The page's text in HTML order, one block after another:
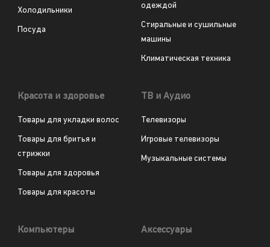
Холодильники
Посуда
одеждой
Стиральные и сушильные
машины
Климатическая техника
Красота и здоровье
Товары для укладки волос
Товары для бритья и
стрижки
Товары для здоровья
Товары для красоты
ТВ и Аудио
Телевизоры
Игровые телевизоры
Музыкальные системы
Компьютеры Аксессуары